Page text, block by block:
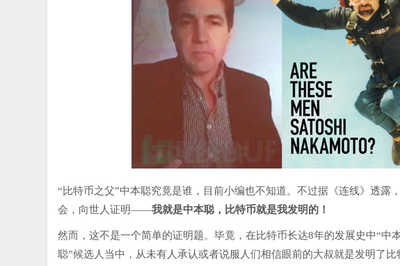
“比特币之父”中本聪究竟是谁，目前小编也不知道。不过据《连线》透露
会，向世人证明——我就是中本聪，比特币就是我发明的！
然而，这不是一个简单的证明题。毕竟，在比特币长达8年的发展史中“中
聪”候选人当中，从未有人承认或者说服人们相信眼前的大叔就是发明了比